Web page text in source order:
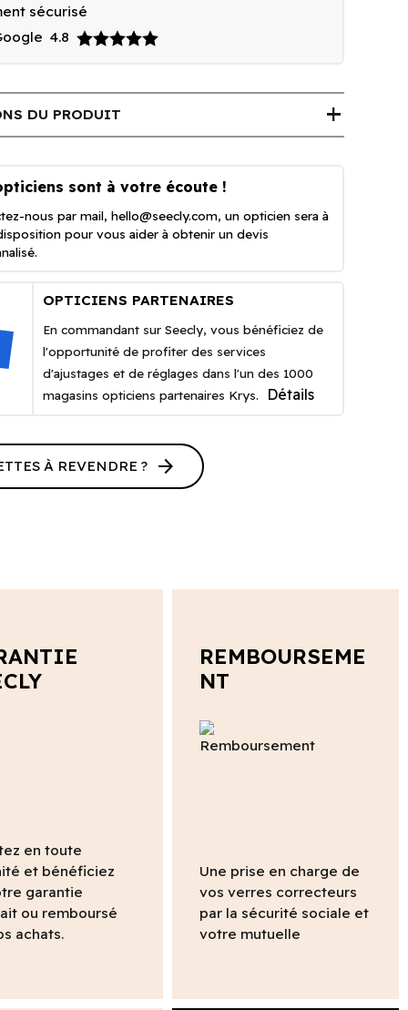
sécurisé
4.8
DU PRODUIT add
sont à votre écoute !
nous par mail,hello@seecly.com, un opticien sera à
pour vous aider à obtenir un devis
OPTICIENS PARTENAIRES
En commandant sur Seecly, vous bénéficiez de
l'opportunité de profiter des services
d'ajustages et de réglages dans l'un des 1000
magasins opticiens partenaires Krys.
Détails
À REVENDRE ? arrow_forward
en toute
et bénéficiez
garantie
ou remboursé
achats.
REMBOURSEME
NT
Une prise en charge de
vos verres correcteurs
par la sécurité sociale et
votre mutuelle